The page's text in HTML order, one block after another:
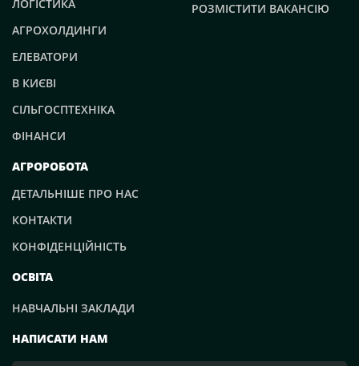
НАПИСАТИ НАМ
ЛОГІСТИКА
АГРОХОЛДИНГИ
ЕЛЕВАТОРИ
В КИЄВІ
СІЛЬГОСПТЕХНІКА
ФІНАНСИ
РОЗМІСТИТИ ВАКАНСІЮ
АГРОРОБОТА
ДЕТАЛЬНІШЕ ПРО НАС
КОНТАКТИ
КОНФІДЕНЦІЙНІСТЬ
ОСВІТА
НАВЧАЛЬНІ ЗАКЛАДИ